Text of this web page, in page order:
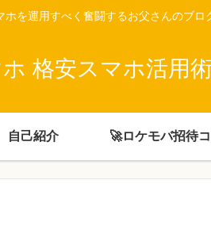
を運用すべく奮闘するお父さんのブロ
格安スマホ活用術
自己紹介 🚀ロケモバ招待